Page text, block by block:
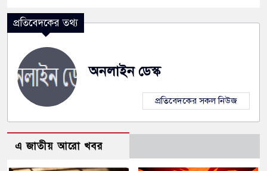
প্রতিবেদকের তথ্য
অনলাইন ডেস্ক
প্রতিবেদকের সকল নিউজ
এ জাতীয় আরো খবর